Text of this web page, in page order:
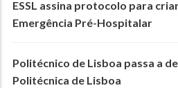
ESSL assina protocolo para
Emergência Pré-Hospitalar
Politécnico de Lisboa passa a
Politécnica de Lisboa